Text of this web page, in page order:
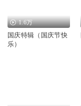
1.6万
国庆特辑（国庆节快
乐）